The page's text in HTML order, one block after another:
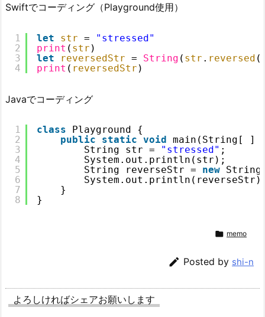
Swiftでコーディング（Playground使用）
1
2
3
4
let str =
"stressed"
print ( str )
let
reversedStr = String ( str . reversed
print ( reversedStr )
Javaでコーディング
1
2
3
4
5
6
7
8
class
Playground {
public
static void
main(String[ ]
String str =
"stressed" ;
System.out.println(str);
String reverseStr = new
}
}
 memo
 Posted by shi-n
よろしければシェアお願いします